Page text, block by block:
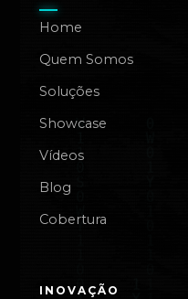
Home
Quem Somos
Soluções
Showcase
Vídeos
Blog
Cobertura
INOVAÇÃO